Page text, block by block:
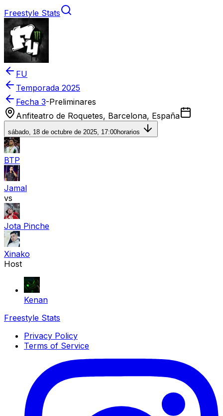
Freestyle Stats
FU
Temporada 2025
Fecha 3-Preliminares
Anfiteatro de Roquetes, Barcelona, España
sábado, 18 de octubre de 2025, 17:00horarios
BTP
Jamal
vs
Jota Pinche
Xinako
Host
Kenan
Freestyle Stats
Privacy Policy
Terms of Service